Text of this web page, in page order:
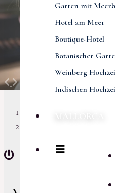
Garten mit
Hotel am Meer
Boutique-Hotel
Botanischer
Weinberg
Indischen
Previous
Next